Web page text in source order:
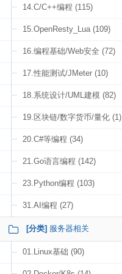
14.C/C++编程 (115)
15.OpenResty_Lua (109)
16.编程基础/Web安全 (72)
17.性能测试/JMeter (10)
18.系统设计/UML建模 (82)
19.区块链/数字货币/量化 (1)
20.C#等编程 (34)
21.Go语言编程 (142)
23.Python编程 (103)
31.AI编程 (27)
[分类] 服务器相关
01.Linux基础 (90)